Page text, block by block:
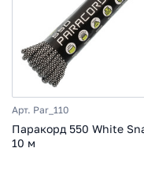
Арт. Par_110
Паракорд 550 White
10 м